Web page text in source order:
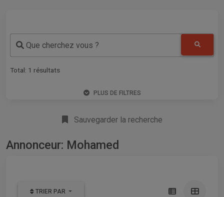
Que cherchez vous ?
Total: 1 résultats
PLUS DE FILTRES
Sauvegarder la recherche
Annonceur: Mohamed
TRIER PAR